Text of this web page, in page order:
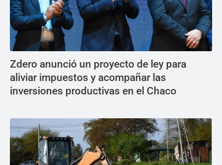
Zdero anunció un proyecto de ley para
aliviar impuestos y acompañar las
inversiones productivas en el Chaco